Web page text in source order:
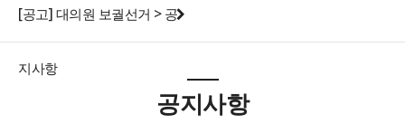
[공고] 대의원 보궐선거 > 공
지사항
공지사항